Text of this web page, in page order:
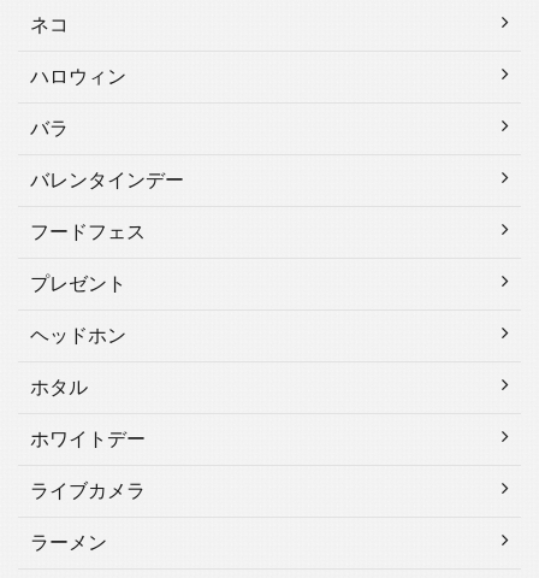
ネコ
ハロウィン
バラ
バレンタインデー
フードフェス
プレゼント
ヘッドホン
ホタル
ホワイトデー
ライブカメラ
ラーメン